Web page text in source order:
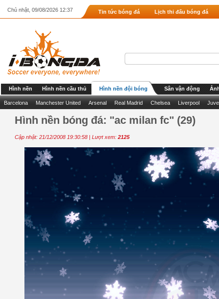
Chủ nhật, 09/08/2026 12:37 Tin tức bóng đá Lịch thi đấu bóng đá
Hình nền Hình nền cầu thủ Hình nền đội bóng Sân vận động
Barcelona Manchester United Arsenal Real Madrid Chelsea Liverpool
Hình nền bóng đá: "ac milan fc" (29)
Cập nhật: 21/12/2008 19:30:58 | Lượt xem: 2125